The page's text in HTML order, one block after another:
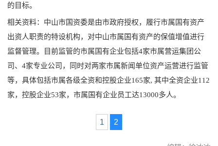
的目标。
相关资料：中山市国资委是由市政府授权，履行市属国有资产
出资人职责的特设机构，对中山市属国有资产的保值增值进行
监督管理。目前监管的市属国有企业包括4家市属营运集团公
司、4家专业公司，同时对两家市属新闻单位资产运营进行监管
等，具体包括市属各级全资和控股企业165家, 其中全资企业112
家，控股企业53家，市属国有企业员工达13000多人。
1 2